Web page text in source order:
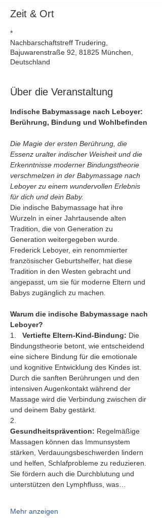
Zeit & Ort
*
Nachbarschaftstreff Trudering,
Bajuwarenstraße 92, 81825 München,
Deutschland
Über die Veranstaltung
Indische Babymassage nach Leboyer:
Berührung, Bindung und Wohlbefinden
Die Magie der ersten Berührung, die
Essenz uralter indischer Weisheit und die
Erkenntnisse moderner Bindungstheorie
verschmelzen in der Babymassage nach
Leboyer zu einem wundervollen Erlebnis
für dich und dein Baby.
Die indische Babymassage hat ihre
Wurzeln in einer Jahrtausende alten
Tradition, die von Generation zu
Generation weitergegeben wurde.
Frederick Leboyer, ein renommierter
französischer Geburtshelfer, hat diese
Tradition in den Westen gebracht und
angepasst, um sie für moderne Eltern und
Babys zugänglich zu machen.
Warum die indische Babymassage nach
Leboyer?
1. Vertiefte Eltern-Kind-Bindung: Die
Bindungstheorie betont, wie entscheidend
eine sichere Bindung für die emotionale
und kognitive Entwicklung des Kindes ist.
Durch die sanften Berührungen und den
intensiven Augenkontakt während der
Massage wird die Verbindung zwischen dir
und deinem Baby gestärkt.
2.
Gesundheitsprävention: Regelmäßige
Massagen können das Immunsystem
stärken, Verdauungsbeschwerden lindern
und helfen, Schlafprobleme zu reduzieren.
Sie fördern auch die Durchblutung und
unterstützen den Lymphfluss, was…
Mehr anzeigen